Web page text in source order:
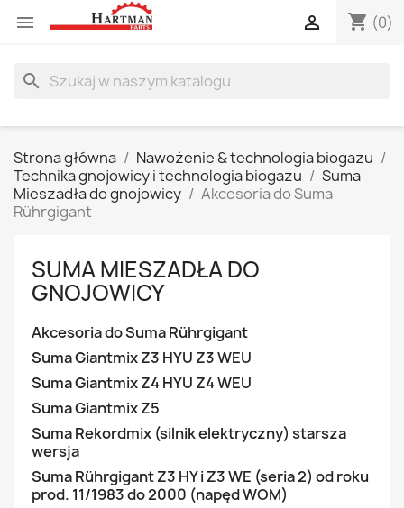
 shopping_cart (0)

search
Strona główna
Nawożenie & technologia biogazu
Technika gnojowicy i technologia biogazu
Suma
Mieszadła do gnojowicy
Akcesoria do Suma
Rührgigant
SUMA MIESZADŁA DO
GNOJOWICY
Akcesoria do Suma Rührgigant
Suma Giantmix Z3 HYU Z3 WEU
Suma Giantmix Z4 HYU Z4 WEU
Suma Giantmix Z5
Suma Rekordmix (silnik elektryczny) starsza
wersja
Suma Rührgigant Z3 HY i Z3 WE (seria 2) od roku
prod. 11/1983 do 2000 (napęd WOM)